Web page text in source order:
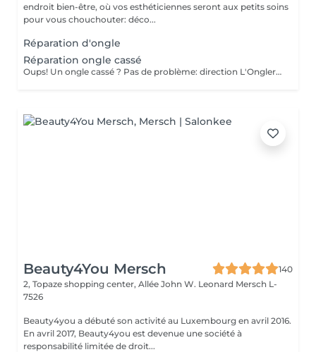
endroit bien-être, où vos esthéticiennes seront aux petits soins
pour vous chouchouter: déco...
Réparation d'ongle
Réparation ongle cassé
Oups! Un ongle cassé ? Pas de problème: direction L'Onglerie
Beauty4You Mersch
140
2, Topaze shopping center, Allée John W. Leonard Mersch L-
7526
Beauty4you a débuté son activité au Luxembourg en avril 2016.
En avril 2017, Beauty4you est devenue une société à
responsabilité limitée de droit...